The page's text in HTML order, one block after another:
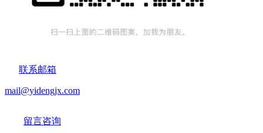
联系邮箱
mail@yidengjx.com
留言咨询